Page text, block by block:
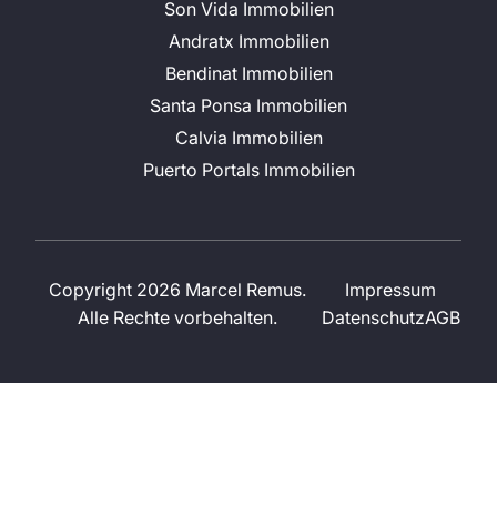
Son Vida Immobilien
Andratx Immobilien
Bendinat Immobilien
Santa Ponsa Immobilien
Calvia Immobilien
Puerto Portals Immobilien
Copyright 2026 Marcel Remus.
Alle Rechte vorbehalten.
Impressum
DatenschutzAGB